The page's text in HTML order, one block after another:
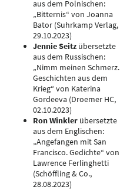
aus dem Polnischen:
„Bitternis“ von Joanna
Bator (Suhrkamp Verlag,
29.10.2023)
Jennie Seitzübersetzte
aus dem Russischen:
„Nimm meinen Schmerz.
Geschichten aus dem
Krieg“ von Katerina
Gordeeva (Droemer HC,
02.10.2023)
Ron Winkler übersetzte
aus dem Englischen:
„Angefangen mit San
Francisco. Gedichte“ von
Lawrence Ferlinghetti
(Schöffling & Co.,
28.08.2023)